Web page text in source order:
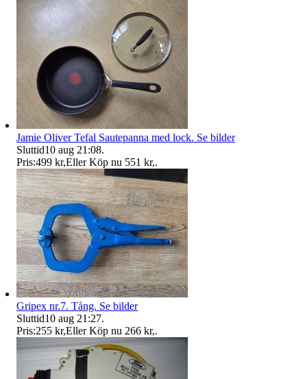
Jamie Oliver Tefal Sautepanna med lock. Se bilder
Sluttid10 aug 21:08.
Pris:499 kr,Eller Köp nu 551 kr,.
Gripex nr.7. Tång. Se bilder
Sluttid10 aug 21:27.
Pris:255 kr,Eller Köp nu 266 kr,.